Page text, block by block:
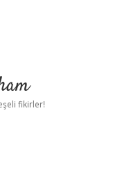
fikirler!